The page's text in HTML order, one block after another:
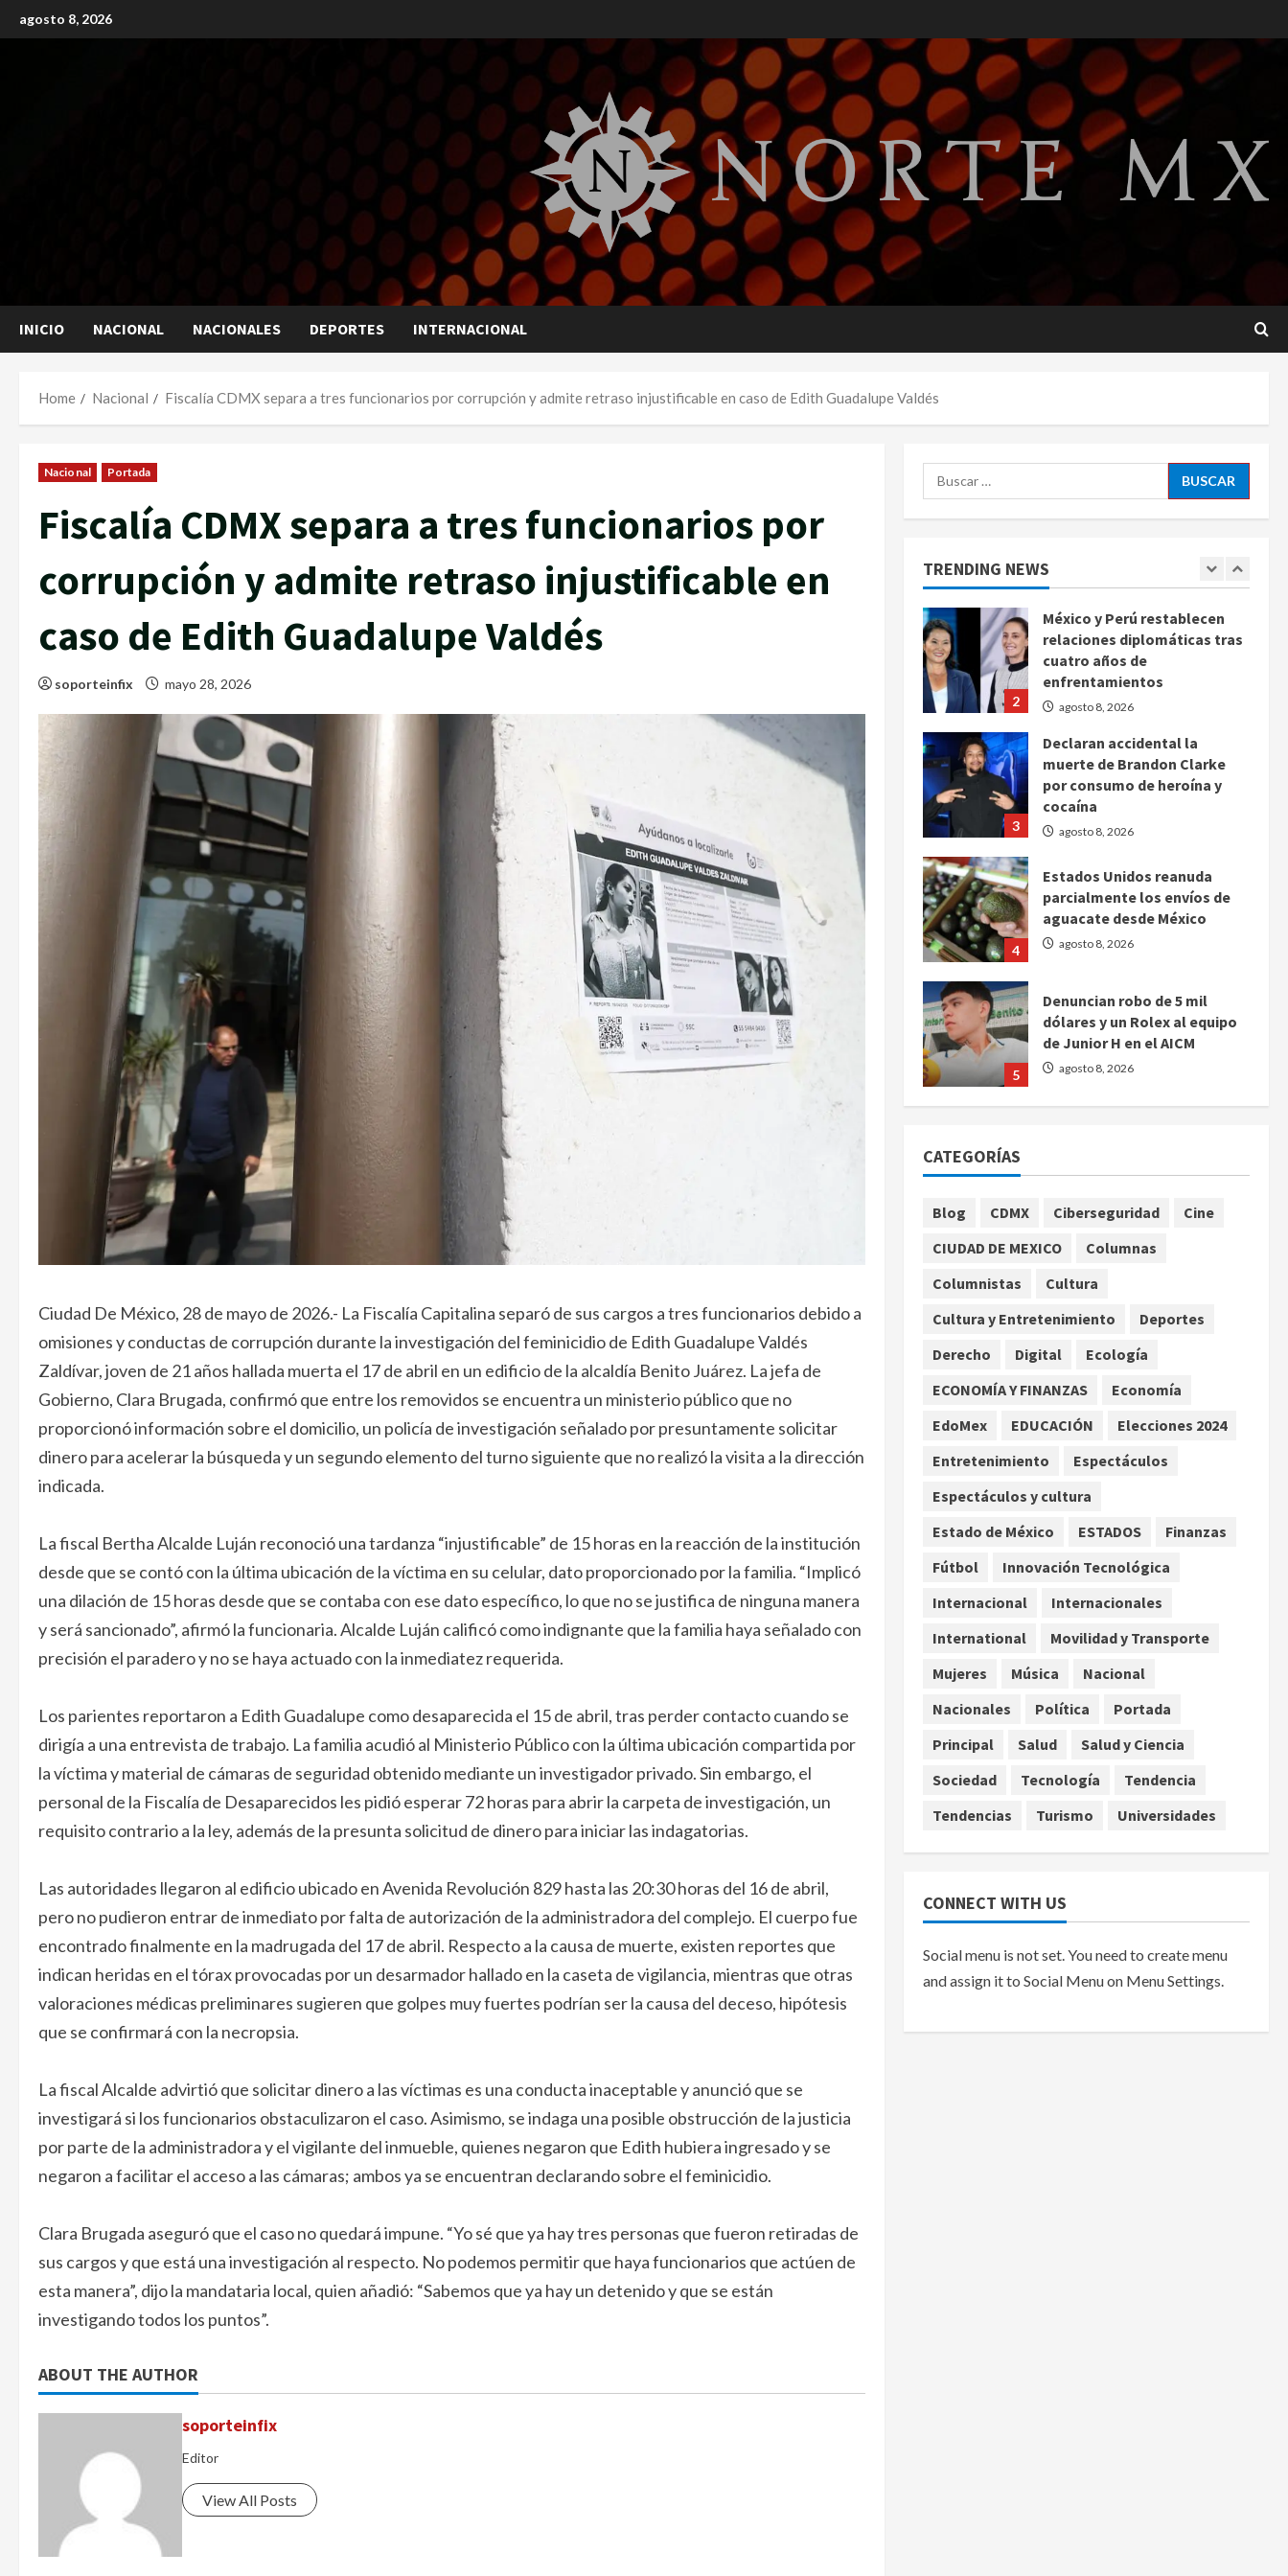
to
agosto 8, 2026
INICIO NACIONAL NACIONALES DEPORTES INTERNACIONAL
Home Nacional Fiscalía CDMX separa a tres funcionarios por corrupción y admite retraso injustificable en caso de Edith Guadalupe Valdés
Nacional Portada
Fiscalía CDMX separa a tres funcionarios por
corrupción y admite retraso injustificable en
caso de Edith Guadalupe Valdés
soporteinfix mayo 28, 2026
Ciudad De México, 28 de mayo de 2026.- La Fiscalía Capitalina separó de sus cargos a tres funcionarios debido a
omisiones y conductas de corrupción durante la investigación del feminicidio de Edith Guadalupe Valdés
Zaldívar, joven de 21 años hallada muerta el 17 de abril en un edificio de la alcaldía Benito Juárez. La jefa de
Gobierno, Clara Brugada, confirmó que entre los removidos se encuentra un ministerio público que no
proporcionó información sobre el domicilio, un policía de investigación señalado por presuntamente solicitar
dinero para acelerar la búsqueda y un segundo elemento del turno siguiente que no realizó la visita a la dirección
indicada.
La fiscal Bertha Alcalde Luján reconoció una tardanza “injustificable” de 15 horas en la reacción de la institución
desde que se contó con la última ubicación de la víctima en su celular, dato proporcionado por la familia. “Implicó
una dilación de 15 horas desde que se contaba con ese dato específico, lo que no se justifica de ninguna manera
y será sancionado”, afirmó la funcionaria. Alcalde Luján calificó como indignante que la familia haya señalado con
precisión el paradero y no se haya actuado con la inmediatez requerida.
Los parientes reportaron a Edith Guadalupe como desaparecida el 15 de abril, tras perder contacto cuando se
dirigía a una entrevista de trabajo. La familia acudió al Ministerio Público con la última ubicación compartida por
la víctima y material de cámaras de seguridad obtenido mediante un investigador privado. Sin embargo, el
personal de la Fiscalía de Desaparecidos les pidió esperar 72 horas para abrir la carpeta de investigación, un
requisito contrario a la ley, además de la presunta solicitud de dinero para iniciar las indagatorias.
Las autoridades llegaron al edificio ubicado en Avenida Revolución 829 hasta las 20:30 horas del 16 de abril,
pero no pudieron entrar de inmediato por falta de autorización de la administradora del complejo. El cuerpo fue
encontrado finalmente en la madrugada del 17 de abril. Respecto a la causa de muerte, existen reportes que
indican heridas en el tórax provocadas por un desarmador hallado en la caseta de vigilancia, mientras que otras
valoraciones médicas preliminares sugieren que golpes muy fuertes podrían ser la causa del deceso, hipótesis
que se confirmará con la necropsia.
La fiscal Alcalde advirtió que solicitar dinero a las víctimas es una conducta inaceptable y anunció que se
investigará si los funcionarios obstaculizaron el caso. Asimismo, se indaga una posible obstrucción de la justicia
por parte de la administradora y el vigilante del inmueble, quienes negaron que Edith hubiera ingresado y se
negaron a facilitar el acceso a las cámaras; ambos ya se encuentran declarando sobre el feminicidio.
Clara Brugada aseguró que el caso no quedará impune. “Yo sé que ya hay tres personas que fueron retiradas de
sus cargos y que está una investigación al respecto. No podemos permitir que haya funcionarios que actúen de
esta manera”, dijo la mandataria local, quien añadió: “Sabemos que ya hay un detenido y que se están
investigando todos los puntos”.
ABOUT THE AUTHOR
soporteinfix
Editor
View All Posts
Buscar:
TRENDING NEWS
2
cuatro años de
enfrentamientos
agosto 8, 2026
3
Declaran accidental la
muerte de Brandon Clarke
por consumo de heroína y
cocaína
aguacate desde México
1
Sheinbaum contra el narco
2
México y Perú restablecen
relaciones diplomáticas tras
cuatro años de
enfrentamientos
agosto 8, 2026
3
Declaran accidental la
muerte de Brandon Clarke
por consumo de heroína y
cocaína
agosto 8, 2026
4
Estados Unidos reanuda
parcialmente los envíos de
aguacate desde México
agosto 8, 2026
5
Denuncian robo de 5 mil
dólares y un Rolex al equipo
de Junior H en el AICM
agosto 8, 2026
desafíos
agosto 8, 2026
2
México y Perú restablecen
cuatro años de
Declaran accidental la
muerte de Brandon Clarke
cocaína
agosto 8, 2026
4
Estados Unidos reanuda
aguacate desde México
agosto 8, 2026
dólares y un Rolex al equipo
de Junior H en el AICM
CATEGORÍAS
Blog CDMX Ciberseguridad
Cine
CIUDAD DE MEXICO
Columnas
Columnistas
Cultura
Cultura y Entretenimiento
Deportes
Derecho
Digital
Ecología
ECONOMÍA Y FINANZAS
Economía
EdoMex
EDUCACIÓN
Elecciones 2024
Entretenimiento
Espectáculos
Espectáculos y cultura
Estado de México
ESTADOS
Finanzas
Fútbol
Innovación Tecnológica
Internacional
Internacionales
International
Movilidad y Transporte
Mujeres
Música
Nacional
Nacionales
Política
Portada
Principal
Salud
Salud y Ciencia
Sociedad
Tecnología
Tendencia
Tendencias
Turismo Universidades
CONNECT WITH US
Social menu is not set. You need to create menu
and assign it to Social Menu on Menu Settings.